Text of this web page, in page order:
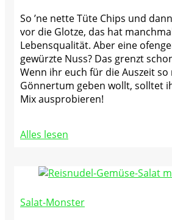
So ’ne nette Tüte Chips und
vor die Glotze, das hat
Lebensqualität. Aber eine
gewürzte Nuss? Das grenzt
Wenn ihr euch für die Auszeit so
Gönnertum geben wollt, solltet
Mix ausprobieren!
Alles lesen
Salat-Monster